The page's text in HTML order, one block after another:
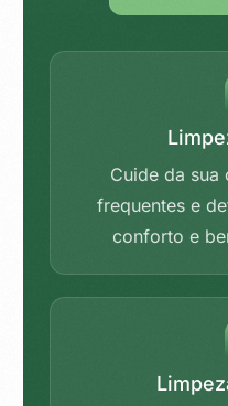
Cuide da sua
frequentes e
conforto e